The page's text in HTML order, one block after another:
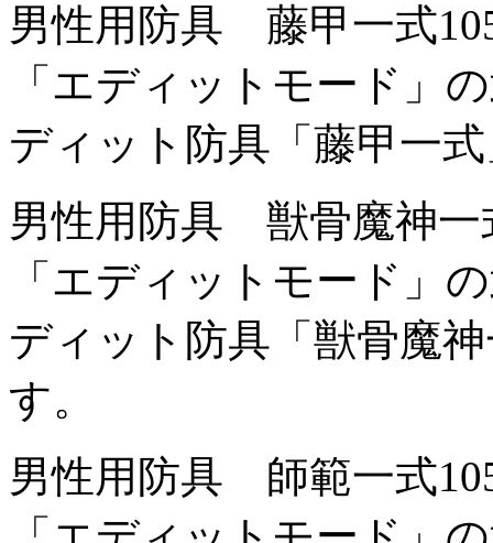
男性用防具 藤甲一式
「エディットモード」
ディット防具「藤甲一
男性用防具 獣骨魔神一
「エディットモード」
ディット防具「獣骨魔
す。
男性用防具 師範一式